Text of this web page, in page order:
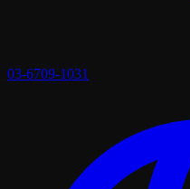
03-6709-1031